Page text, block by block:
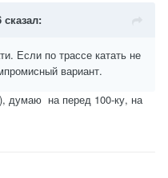
сказал:
Если по трассе катать не
вариант.
думаю на перед 100-ку, на